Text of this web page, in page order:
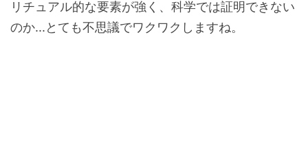
リチュアル的な要素が強く、科学では証明できない
のか...とても不思議でワクワクしますね。